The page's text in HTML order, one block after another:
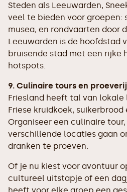
Steden als Leeuwarden,
veel te bieden voor groepen:
musea, en rondvaarten door
Leeuwarden is de hoofdstad
bruisende stad met een rijke
hotspots.
9. Culinaire tours en
Friesland heeft tal van lokale
Friese kruidkoek, suikerbrood
Organiseer een culinaire
verschillende locaties gaan
dranken te proeven.
Of je nu kiest voor avontuur
cultureel uitstapje of een